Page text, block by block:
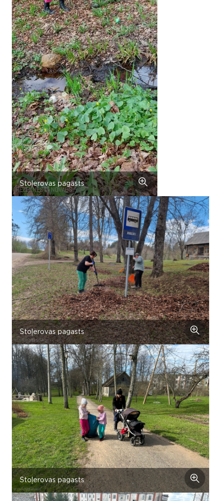
Stoļerovas pagasts
Stoļerovas pagasts
Stoļerovas pagasts